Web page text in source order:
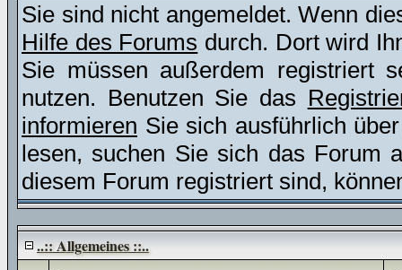
Sie sind nicht angemeldet. Wenn
Hilfe des Forums durch. Dort wird
Sie müssen außerdem registriert
nutzen. Benutzen Sie das
informieren Sie sich ausführlich
lesen, suchen Sie sich das Forum
diesem Forum registriert sind,
..:: Allgemeines ::..